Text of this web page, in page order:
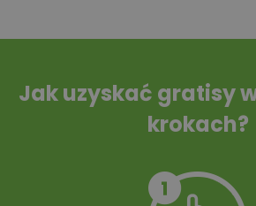
Tablica informacyjna
10
Jak uzyskać gratisy
krokach?